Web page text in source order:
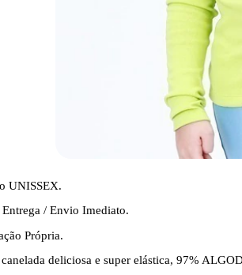
UNISSEX.
Entrega / Envio Imediato.
Própria.
deliciosa e super elástica, 97%